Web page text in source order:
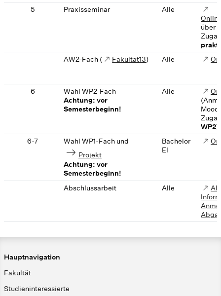
5 Praxisseminar
Alle
über
AW2-Fach (
Fakultät13) Alle
6
Wahl WP2-Fach
Achtung: vor
Semesterbeginn!
Alle
WP2)
6-7
Wahl WP1-Fach und
Projekt
Achtung: vor
Semesterbeginn!
Bachelor
EI
Abschlussarbeit Alle
Hauptnavigation
Fakultät
Studieninteressierte